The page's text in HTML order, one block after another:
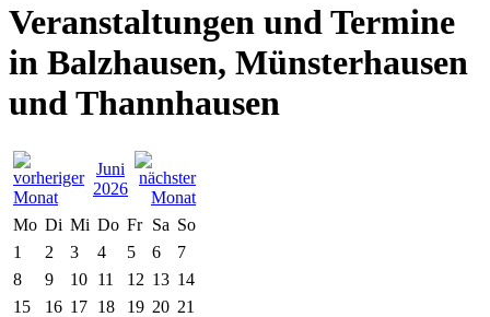
Veranstaltungen und Termine
in Balzhausen, Münsterhausen
und Thannhausen
Juni
2026
Mo Di Mi Do Fr Sa So
1
2 3 4 5 6
7
8
9 10 11 12 13 14
15
16 17 18 19 20 21